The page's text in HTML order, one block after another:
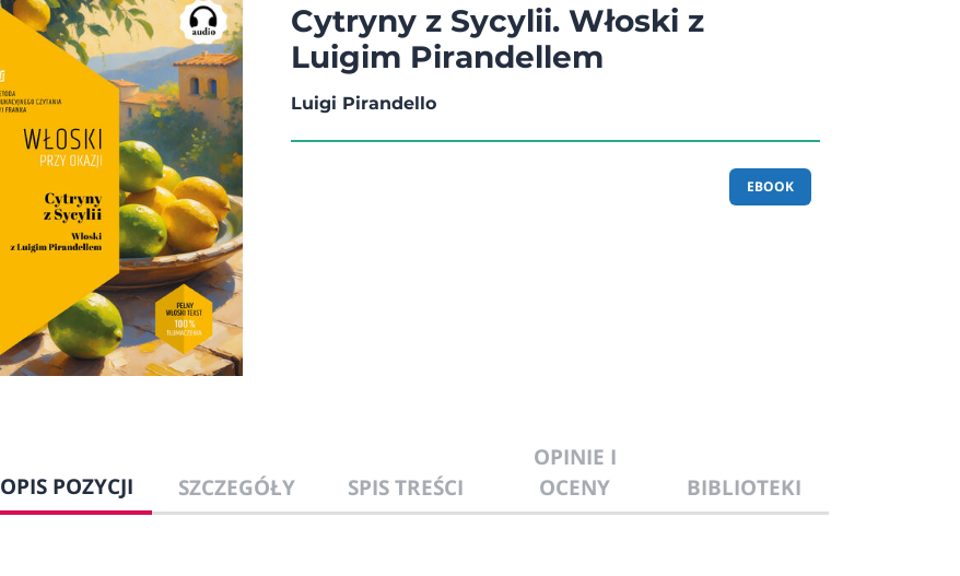
Cytryny z Sycylii. Włoski z
Luigim Pirandellem
Luigi Pirandello
EBOOK
OPIS POZYCJI SZCZEGÓŁY SPIS TREŚCI
OPINIE I
OCENY
BIBLIOTEKI